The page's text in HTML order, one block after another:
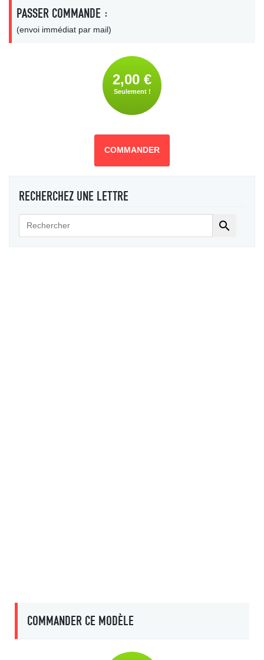
PASSER COMMANDE :
(envoi immédiat par mail)
2,00 €
Seulement !
COMMANDER
RECHERCHEZ UNE LETTRE

COMMANDER CE MODÈLE